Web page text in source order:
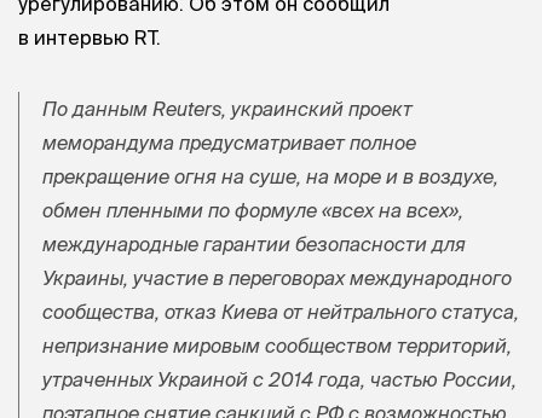
в интервью RT.
По данным Reuters, украинский проект
меморандума предусматривает полное
прекращение огня на суше, на море и в воздухе,
обмен пленными по формуле «всех на всех»,
международные гарантии безопасности для
Украины, участие в переговорах международного
сообщества, отказ Киева от нейтрального статуса,
непризнание мировым сообществом территорий,
утраченных Украиной с 2014 года, частью России,
поэтапное снятие санкций с РФ с возможностью